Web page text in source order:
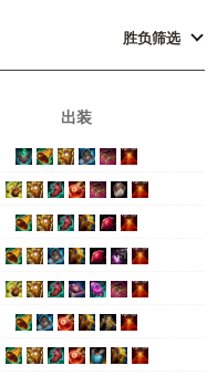
胜负筛选
出装